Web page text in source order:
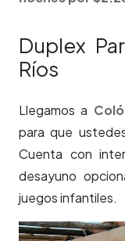
Duplex
Ríos
Llegamos a
para que
Cuenta con
desayuno
juegos infantiles.